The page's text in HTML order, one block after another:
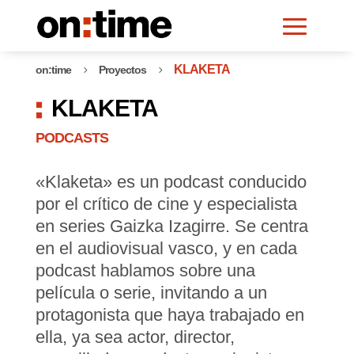
on:time 5 Proyectos 5 KLAKETA
KLAKETA
PODCASTS
«Klaketa» es un podcast conducido
por el crítico de cine y especialista
en series Gaizka Izagirre. Se centra
en el audiovisual vasco, y en cada
podcast hablamos sobre una
película o serie, invitando a un
protagonista que haya trabajado en
ella, ya sea actor, director,